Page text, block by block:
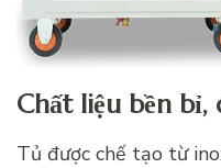
Chất liệu bền bỉ,
Tủ được chế tạo từ